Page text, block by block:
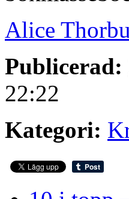
Alice
Publicerad:
22:22
Kategori: